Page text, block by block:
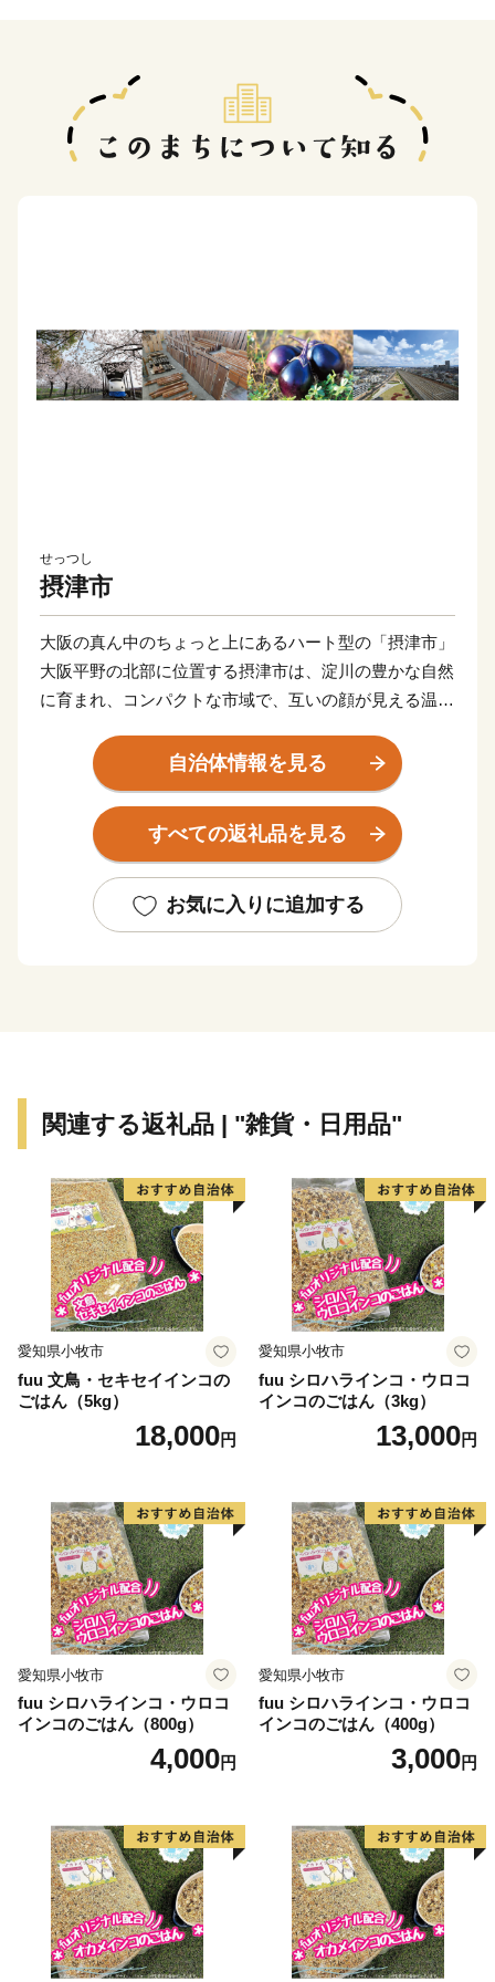
せっつし
摂津市
大阪の真ん中のちょっと上にあるハート型の「摂津市」
大阪平野の北部に位置する摂津市は、淀川の豊かな自然
に育まれ、コンパクトな市域で、互いの顔が見える温か
また、都心に近く通勤通学の利便性が良いだけではな
く、「新幹線鳥飼車両基地」「阪急電鉄正雀工場」もあ
り、鉄道好きの方にもに愛されています。
約4,000の中小企業があり、「摂津優品（せっつすぐれ
がたくさんあります。
自治体情報を見る
すべての返礼品を見る
お気に入りに追加する
関連する返礼品 | "雑貨・日用品"
愛知県小牧市
fuu 文鳥・セキセイインコの
ごはん（5kg）
18,000円
愛知県小牧市
fuu シロハラインコ・ウロコ
インコのごはん（3kg）
13,000円
愛知県小牧市
fuu シロハラインコ・ウロコ
インコのごはん（800g）
4,000円
愛知県小牧市
fuu シロハラインコ・ウロコ
インコのごはん（400g）
3,000円